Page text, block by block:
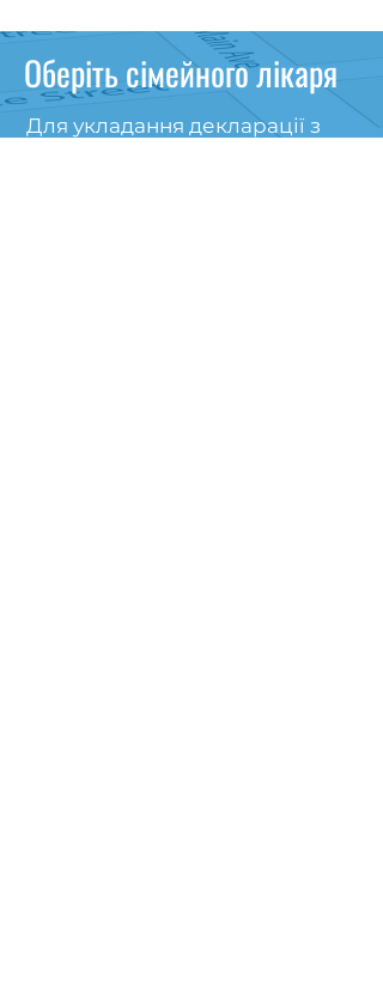
Оберіть сімейного лікаря
Для укладання декларації з